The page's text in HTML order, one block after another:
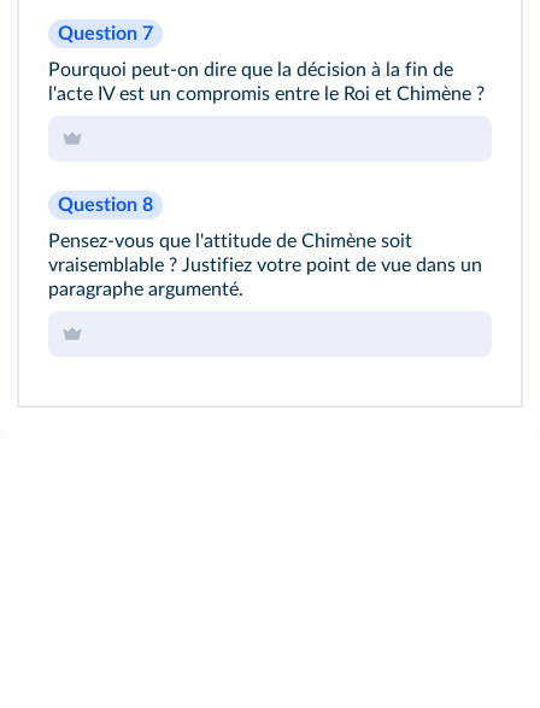
Question 7
Pourquoi peut‐on dire que la décision à la fin de
l'acte IV est un compromis entre le Roi et Chimène ?
Question 8
Pensez‐vous que l'attitude de Chimène soit
vraisemblable ? Justifiez votre point de vue dans un
paragraphe argumenté.